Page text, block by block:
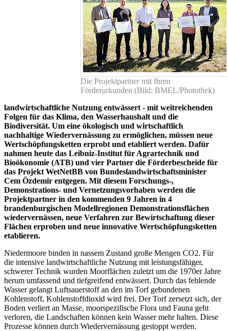
Die Projektpartner mit Ihren
Förderurkunden (Bild: BMEL/Photothek)
landwirtschaftliche Nutzung entwässert - mit weitreichenden
Folgen für das Klima, den Wasserhaushalt und die
Biodiversität. Um eine ökologisch und wirtschaftlich
nachhaltige Wiedervernässung zu ermöglichen, müssen neue
Wertschöpfungsketten erprobt und etabliert werden. Dafür
nahmen heute das Leibniz-Institut für Agrartechnik und
Bioökonomie (ATB) und vier Partner die Förderbescheide für
das Projekt WetNetBB von Bundeslandwirtschaftsminister
Cem Özdemir entgegen. Mit diesem Forschungs-,
Demonstrations- und Vernetzungsvorhaben werden die
Projektpartner in den kommenden 9 Jahren in 4
brandenburgischen Modellregionen Demonstrationsflächen
wiedervernässen, neue Verfahren zur Bewirtschaftung dieser
Flächen erproben und neue innovative Wertschöpfungsketten
etablieren.
Niedermoore binden in nassem Zustand große Mengen CO2. Für
die intensive landwirtschaftliche Nutzung mit leistungsfähiger,
schwerer Technik wurden Moorflächen zuletzt um die 1970er Jahre
herum umfassend und tiefgreifend entwässert. Durch das fehlende
Wasser gelangt Luftsauerstoff an den im Torf gebundenen
Kohlenstoff, Kohlenstoffdioxid wird frei. Der Torf zersetzt sich, der
Boden verliert an Masse, moorspezifische Flora und Fauna geht
verloren, die Landschaften können kein Wasser mehr halten. Diese
Prozesse können durch Wiedervernässung gestoppt werden.